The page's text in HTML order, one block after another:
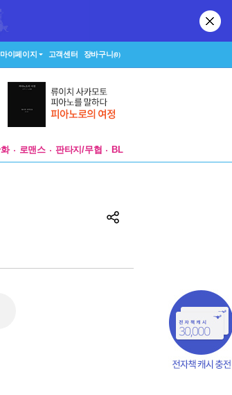
마이페이지 고객센터 장바구니(0)
로맨스 판타지/무협 BL